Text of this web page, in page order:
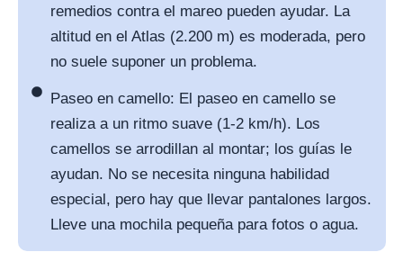
remedios contra el mareo pueden ayudar. La
altitud en el Atlas (2.200 m) es moderada, pero
no suele suponer un problema.
Paseo en camello: El paseo en camello se
realiza a un ritmo suave (1-2 km/h). Los
camellos se arrodillan al montar; los guías le
ayudan. No se necesita ninguna habilidad
especial, pero hay que llevar pantalones largos.
Lleve una mochila pequeña para fotos o agua.